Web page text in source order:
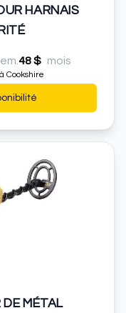
HARNAIS
48 $ mois
Cookshire
DE MÉTAL